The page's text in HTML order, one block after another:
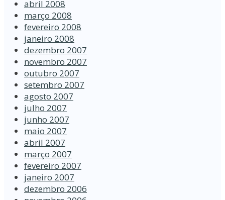
abril 2008
março 2008
fevereiro 2008
janeiro 2008
dezembro 2007
novembro 2007
outubro 2007
setembro 2007
agosto 2007
julho 2007
junho 2007
maio 2007
abril 2007
março 2007
fevereiro 2007
janeiro 2007
dezembro 2006